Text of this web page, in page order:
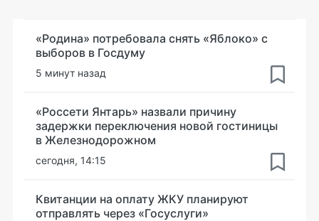
«Родина» потребовала снять «Яблоко» с
выборов в Госдуму
5 минут назад
«Россети Янтарь» назвали причину
задержки переключения новой гостиницы
в Железнодорожном
сегодня, 14:15
Квитанции на оплату ЖКУ планируют
отправлять через «Госуслуги»